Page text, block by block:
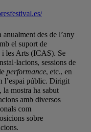
anualment des de l’any
el suport de
i les Arts (ICAS). Se
sessions de
performance, etc., en
l’espai públic. Dirigit
mostra ha sabut
amb diversos
com
sobre